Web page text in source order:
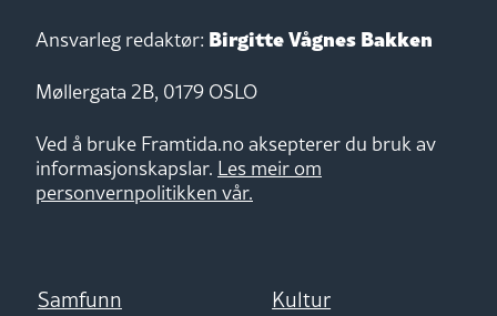
Ansvarleg redaktør: Birgitte Vågnes Bakken
Møllergata 2B, 0179 OSLO
Ved å bruke Framtida.no aksepterer du bruk av
informasjonskapslar. Les meir om
personvernpolitikken vår.
Samfunn
Kultur